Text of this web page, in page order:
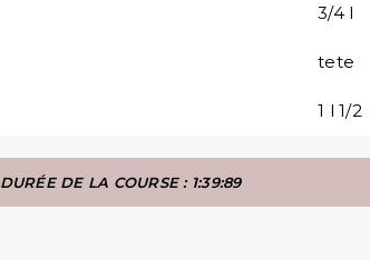
3/4 l
tete
1 l 1/2
DURÉE DE LA COURSE : 1:39:89